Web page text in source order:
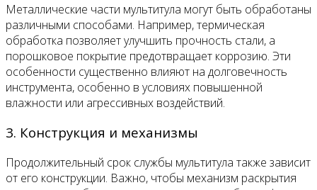
Металлические части мультитула могут быть обработаны
различными способами. Например, термическая
обработка позволяет улучшить прочность стали, а
порошковое покрытие предотвращает коррозию. Эти
особенности существенно влияют на долговечность
инструмента, особенно в условиях повышенной
влажности или агрессивных воздействий.
3. Конструкция и механизмы
Продолжительный срок службы мультитула также зависит
от его конструкции. Важно, чтобы механизм раскрытия